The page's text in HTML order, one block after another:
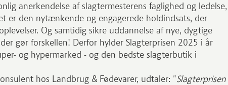
anerkendelse af slagtermesterens faglighed og ledelse,
er den nytænkende og engagerede holdindsats, der
Og samtidig sikre uddannelse af nye, dygtige
gør forskellen! Derfor hylder Slagterprisen 2025 i år
og hypermarked - og den bedste slagterbutik i
hos Landbrug & Fødevarer, udtaler: "Slagterprisen